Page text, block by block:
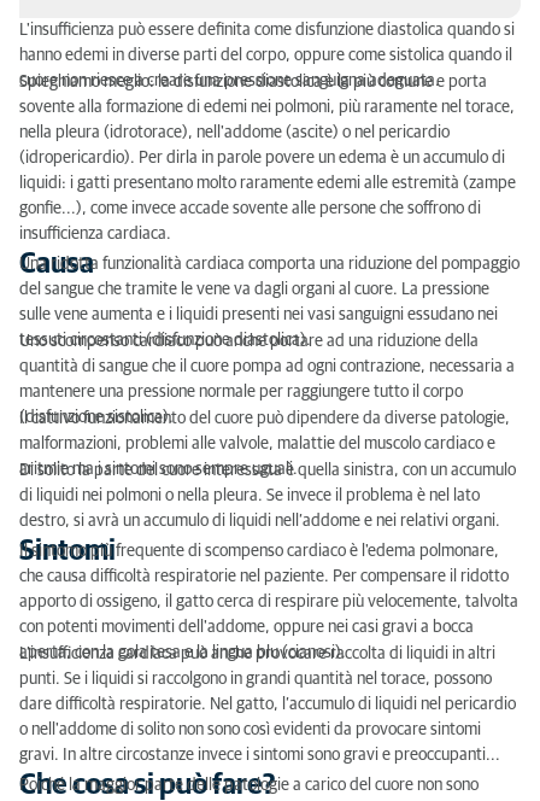
Causa
Sintomi
Che cosa si può fare?
Quando è necessario andare dal veterinario?
Diagnosi
Terapia
L'insufficienza può essere definita come disfunzione diastolica quando si
hanno edemi in diverse parti del corpo, oppure come sistolica quando il
cuore non riesce a creare una pressione sanguigna adeguata.
Spieghiamo meglio: la disfunzione diastolica è la più comune e porta
sovente alla formazione di edemi nei polmoni, più raramente nel torace,
nella pleura (idrotorace), nell'addome (ascite) o nel pericardio
(idropericardio). Per dirla in parole povere un edema è un accumulo di
liquidi: i gatti presentano molto raramente edemi alle estremità (zampe
gonfie...), come invece accade sovente alle persone che soffrono di
insufficienza cardiaca.
Causa
Una ridotta funzionalità cardiaca comporta una riduzione del pompaggio
del sangue che tramite le vene va dagli organi al cuore. La pressione
sulle vene aumenta e i liquidi presenti nei vasi sanguigni essudano nei
tessuti circostanti (disfunzione diastolica).
Uno scompenso cardiaco può anche portare ad una riduzione della
quantità di sangue che il cuore pompa ad ogni contrazione, necessaria a
mantenere una pressione normale per raggiungere tutto il corpo
(disfunzione sistolica).
Il cattivo funzionamento del cuore può dipendere da diverse patologie,
malformazioni, problemi alle valvole, malattie del muscolo cardiaco e
aritmie ma i sintomi sono sempre uguali.
Di solito la parte del cuore interessata è quella sinistra, con un accumulo
di liquidi nei polmoni o nella pleura. Se invece il problema è nel lato
destro, si avrà un accumulo di liquidi nell’addome e nei relativi organi.
Sintomi
Il sintomo più frequente di scompenso cardiaco è l'edema polmonare,
che causa difficoltà respiratorie nel paziente. Per compensare il ridotto
apporto di ossigeno, il gatto cerca di respirare più velocemente, talvolta
con potenti movimenti dell'addome, oppure nei casi gravi a bocca
aperta, con la gola tesa e la lingua blu (cianosi).
L’insufficienza cardiaca può anche provocare raccolta di liquidi in altri
punti. Se i liquidi si raccolgono in grandi quantità nel torace, possono
dare difficoltà respiratorie. Nel gatto, l’accumulo di liquidi nel pericardio
o nell'addome di solito non sono così evidenti da provocare sintomi
gravi. In altre circostanze invece i sintomi sono gravi e preoccupanti...
Che cosa si può fare?
Poiché la maggior parte delle patologie a carico del cuore non sono